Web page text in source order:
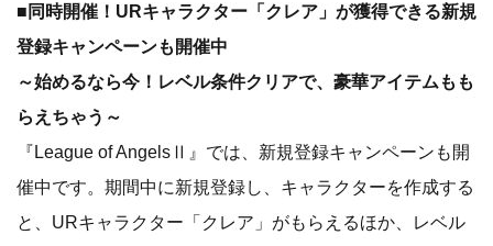
■同時開催！URキャラクター「クレア」が獲得できる新規
登録キャンペーンも開催中
～始めるなら今！レベル条件クリアで、豪華アイテムもも
らえちゃう～
『League of AngelsⅡ』では、新規登録キャンペーンも開
催中です。期間中に新規登録し、キャラクターを作成する
と、URキャラクター「クレア」がもらえるほか、レベル